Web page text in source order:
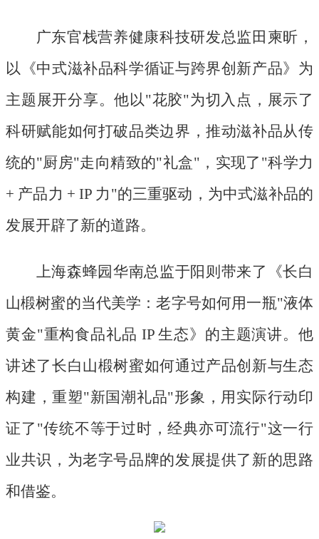
广东官栈营养健康科技研发总监田柬昕，
以《中式滋补品科学循证与跨界创新产品》为
主题展开分享。他以"花胶"为切入点，展示了
科研赋能如何打破品类边界，推动滋补品从传
统的"厨房"走向精致的"礼盒"，实现了"科学力
+ 产品力 + IP 力"的三重驱动，为中式滋补品的
发展开辟了新的道路。
上海森蜂园华南总监于阳则带来了《长白
山椴树蜜的当代美学：老字号如何用一瓶"液体
黄金"重构食品礼品 IP 生态》的主题演讲。他
讲述了长白山椴树蜜如何通过产品创新与生态
构建，重塑"新国潮礼品"形象，用实际行动印
证了"传统不等于过时，经典亦可流行"这一行
业共识，为老字号品牌的发展提供了新的思路
和借鉴。